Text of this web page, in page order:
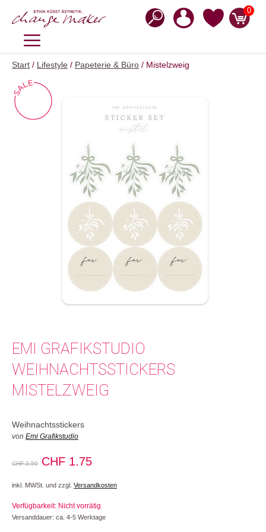
Inhalt
0
MENÜ
Start / Lifestyle / Papeterie & Büro / Mistelzweig
EMI GRAFIKSTUDIO
WEIHNACHTSSTICKERS
MISTELZWEIG
Weihnachtsstickers
von Emi Grafikstudio
CHF3.50
Ursprünglicher
CHF 3.50
CHF 1.75Aktueller
CHF 1.75.
inkl. MWSt. und zzgl. Versandkosten
Verfügbarkeit: Nicht vorrätig
Versanddauer: ca. 4-5 Werktage